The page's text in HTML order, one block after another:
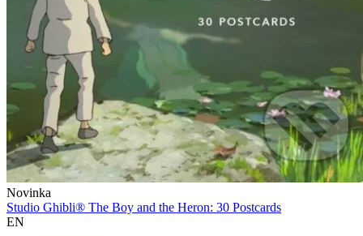
Novinka
Studio Ghibli® The Boy and the Heron: 30 Postcards
EN